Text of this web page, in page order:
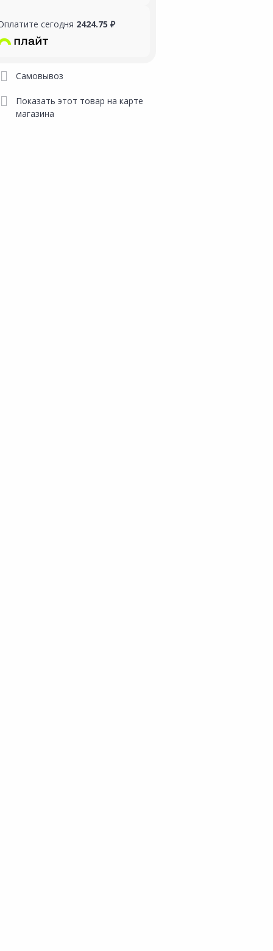
сегодня 2424.75 ₽
Самовывоз
Показать этот товар на карте
магазина